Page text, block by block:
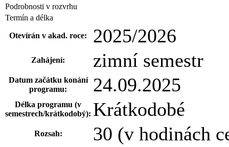
Podrobnosti v rozvrhu
Termín a délka
Otevírán v akad. roce: 2025/2026
Zahájení: zimní semestr
Datum začátku konání
programu:
24.09.2025
Délka programu (v
semestrech/krátkodobý): Krátkodobé
Rozsah: 30 (v hodinách